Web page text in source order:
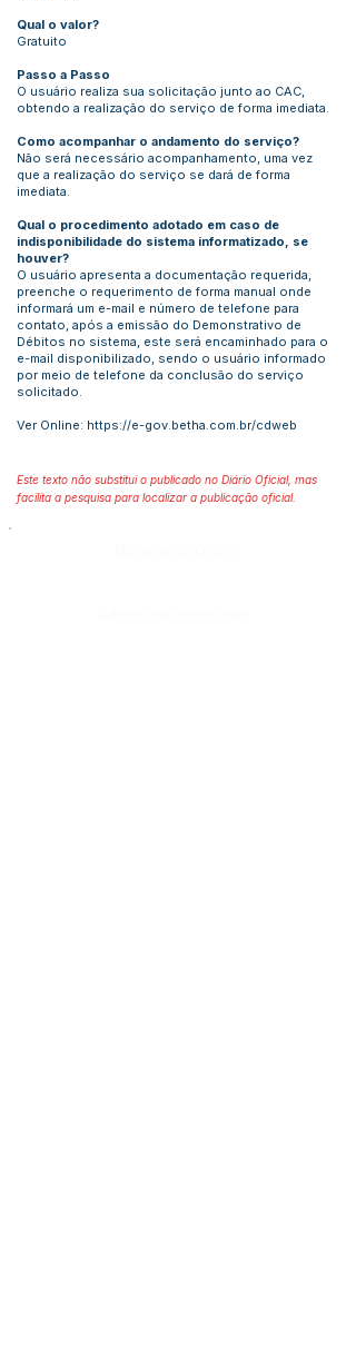
Qual o valor?
Gratuito
Passo a Passo
O usuário realiza sua solicitação junto ao CAC,
obtendo a realização do serviço de forma imediata.
Como acompanhar o andamento do serviço?
Não será necessário acompanhamento, uma vez
que a realização do serviço se dará de forma
imediata.
Qual o procedimento adotado em caso de
indisponibilidade do sistema informatizado, se
houver?
O usuário apresenta a documentação requerida,
preenche o requerimento de forma manual onde
informará um e-mail e número de telefone para
contato, após a emissão do Demonstrativo de
Débitos no sistema, este será encaminhado para o
e-mail disponibilizado, sendo o usuário informado
por meio de telefone da conclusão do serviço
solicitado.
Ver Online: https://e-gov.betha.com.br/cdweb
Este texto não substitui o publicado no Diário Oficial, mas
facilita a pesquisa para localizar a publicação oficial.